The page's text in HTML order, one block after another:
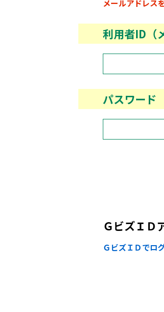
メールアドレス
利用者ID（
パスワード
ＧビズＩＤ
ＧビズＩＤでロ